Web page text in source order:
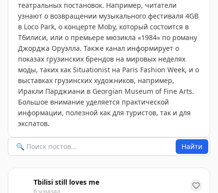
театральных постановок. Например, читатели
узнают о возвращении музыкального фестиваля 4GB
в Loco Park, о концерте Moby, который состоится в
Тбилиси, или о премьере мюзикла «1984» по роману
Джорджа Оруэлла. Также канал информирует о
показах грузинских брендов на мировых неделях
моды, таких как Situationist на Paris Fashion Week, и о
выставках грузинских художников, например,
Иракли Парджиани в Georgian Museum of Fine Arts.
Большое внимание уделяется практической
информации, полезной как для туристов, так и для
экспатов.
Найти
Tbilisi still loves me
6 ч назад